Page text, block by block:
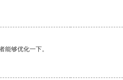
能够优化一下。